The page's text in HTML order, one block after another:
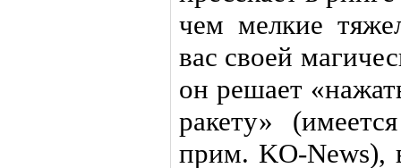
чем мелкие
вас своей
он решает
ракету»
прим. KO-News),